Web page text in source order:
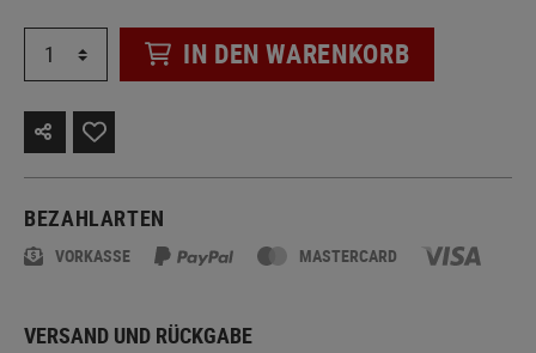
IN DEN WARENKORB
BEZAHLARTEN
VORKASSE MASTERCARD
VERSAND UND RÜCKGABE